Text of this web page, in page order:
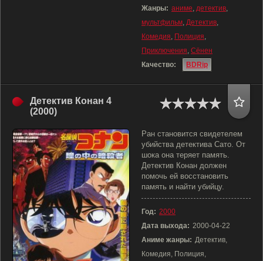
Жанры: аниме, детектив,
мультфильм, Детектив,
Комедия, Полиция,
Приключения, Сёнен
Качество:
BDRip
Детектив Конан 4
(2000)
Ран становится свидетелем
убийства детектива Сато. От
шока она теряет память.
Детектив Конан должен
помочь ей восстановить
память и найти убийцу.
Год: 2000
Дата выхода: 2000-04-22
Аниме жанры: Детектив,
Комедия, Полиция,